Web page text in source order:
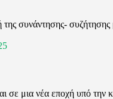
συνάντησης-
νέα εποχή υπό την